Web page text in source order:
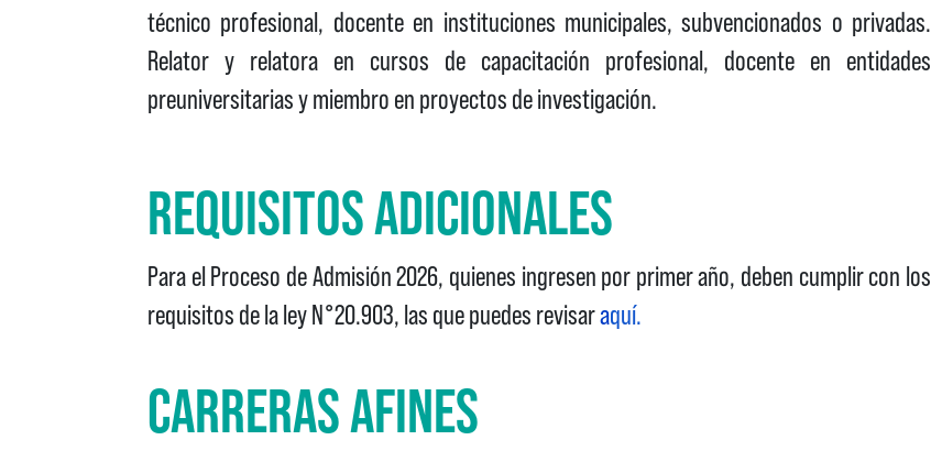
técnico profesional, docente en instituciones municipales, subvencionados o privadas.
Relator y relatora en cursos de capacitación profesional, docente en entidades
preuniversitarias y miembro en proyectos de investigación.
REQUISITOS ADICIONALES
Para el Proceso de Admisión 2026, quienes ingresen por primer año, deben cumplir con los
requisitos de la ley N°20.903, las que puedes revisaraquí.
CARRERAS AFINES